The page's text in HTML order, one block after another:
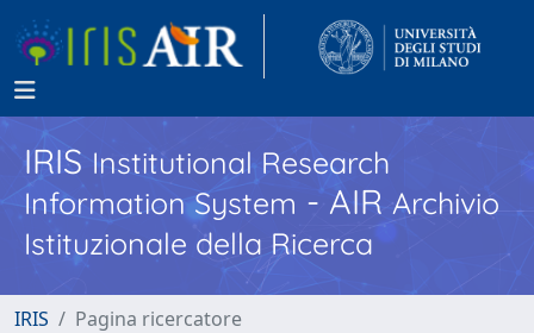
IRISInstitutional Research
Information System - AIR Archivio
Istituzionale della Ricerca
IRIS Pagina ricercatore